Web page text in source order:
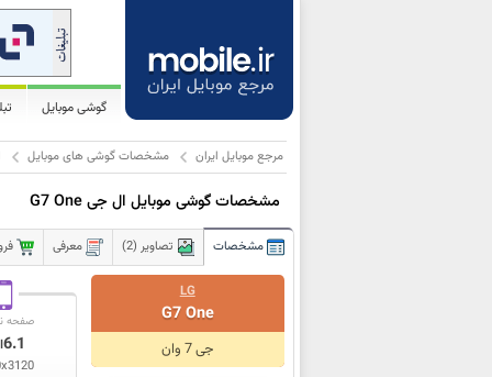
گوشی موبایل
مرجع موبایل ایران مشخصات گوشی های موبایل
مشخصات گوشی موبایل ال جی G7 One
مشخصات تصاویر (2) معرفی
LG
G7 One
جی 7 وان
صفحه
6.1